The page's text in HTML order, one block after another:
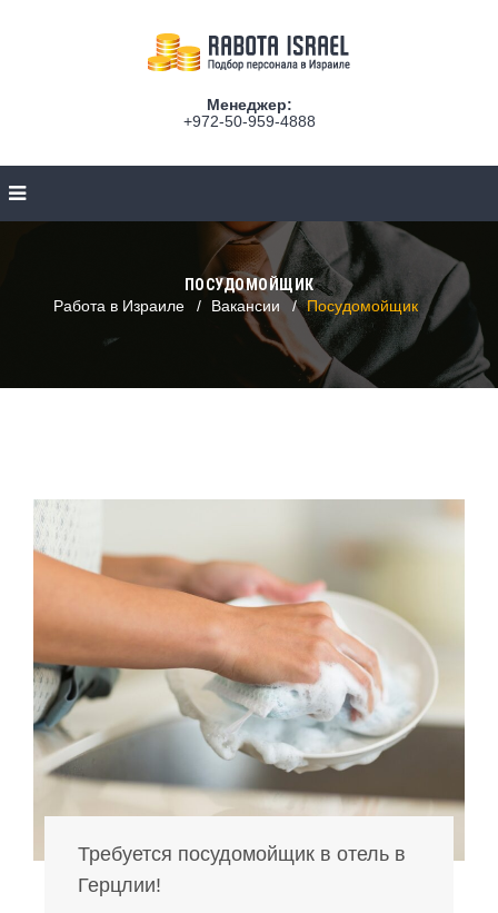
Менеджер:
+972-50-959-4888
ПОСУДОМОЙЩИК
Работа в Израиле
Вакансии Посудомойщик
Требуется посудомойщик в отель в
Герцлии!